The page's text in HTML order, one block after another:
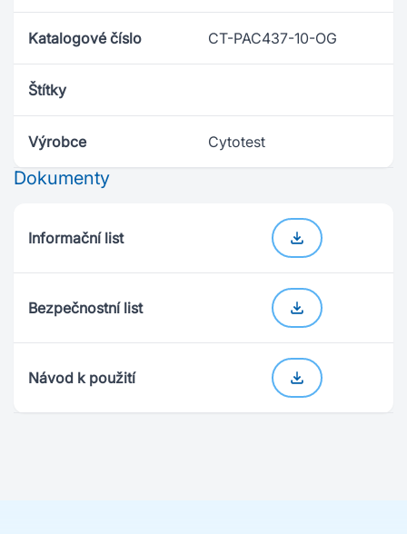
Katalogové číslo CT-PAC437-10-OG
Štítky
Výrobce Cytotest
Dokumenty
Informační list
Bezpečnostní list
Návod k použití